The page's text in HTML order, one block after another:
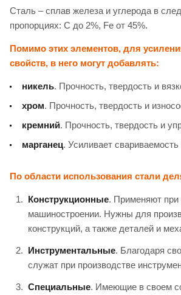
Сталь – сплав железа и углерода в
пропорциях: С до 2%, Fe от 45%.
Помимо этих элементов, для
свойств, в него могут добавлять:
никель. Прочность, твердость и
хром. Прочность, твердость и
кремний. Прочность, твердость и
марганец. Усиливает
По области использования стали
Конструкционные. Применяют при
машиностроении. Нужны для
конструкций, а также деталей и
Инструментальные. Благодаря
служат при производстве
Специальные. Имеющие в своем